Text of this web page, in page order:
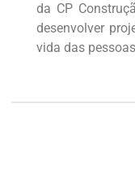
da CP
desenvolver
vida das